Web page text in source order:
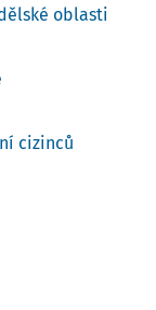
základní úpravu
pro získávání
Tato pravidla
a v jaké
převzetí
oblasti
cizinců